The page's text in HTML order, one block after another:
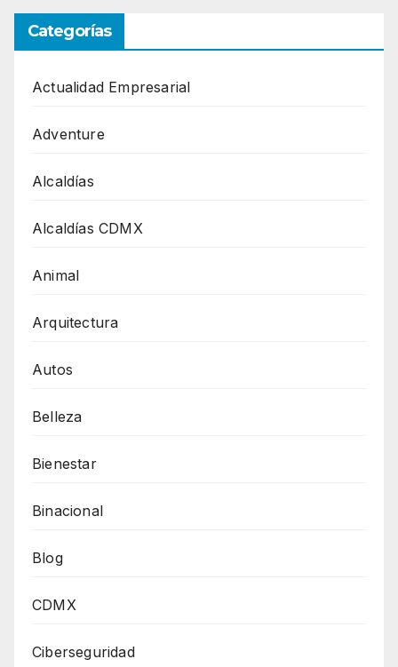
Categorías
Actualidad Empresarial
Adventure
Alcaldías
Alcaldías CDMX
Animal
Arquitectura
Autos
Belleza
Bienestar
Binacional
Blog
CDMX
Ciberseguridad